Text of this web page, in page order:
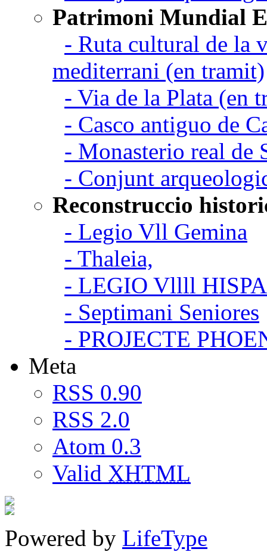
Patrimoni Mundial
- Ruta cultural de la
mediterrani (en tramit)
- Via de la Plata (en
- Casco antiguo de
- Monasterio real de
- Conjunt
Reconstruccio
- Legio Vll Gemina
- Thaleia,
- LEGIO Vllll
- Septimani Seniores
- PROJECTE
Meta
RSS 0.90
RSS 2.0
Atom 0.3
Valid XHTML
Powered by LifeType